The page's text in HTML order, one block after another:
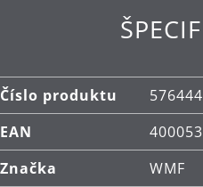
Vyrobené v Nemecku:
Číslo produktu
EAN
Značka
WMF